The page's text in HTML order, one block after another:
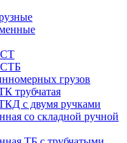
СТ
СТБ
грузов
трубчатая
с двумя ручками
со складной ручной